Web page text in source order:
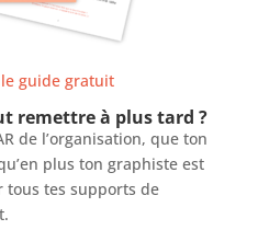
guide gratuit
remettre à plus tard ?
de l’organisation, que ton
plus ton graphiste est
tes supports de